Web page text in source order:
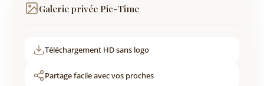
Galerie privée Pic-Time
Téléchargement HD sans logo
Partage facile avec vos proches